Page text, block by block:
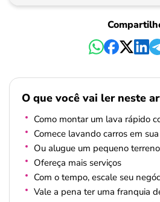
Pagamento
O que você vai ler neste
Como montar um lava rápido
Comece lavando carros em
Ou alugue um pequeno
Ofereça mais serviços
Com o tempo, escale seu
Vale a pena ter uma franquia